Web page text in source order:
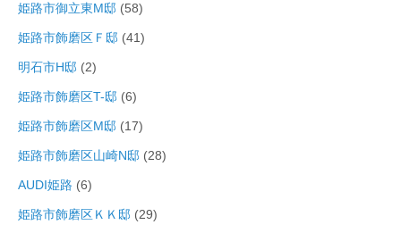
姫路市御立東M邸 (58)
姫路市飾磨区Ｆ邸 (41)
明石市H邸 (2)
姫路市飾磨区T-邸 (6)
姫路市飾磨区M邸 (17)
姫路市飾磨区山崎N邸 (28)
AUDI姫路 (6)
姫路市飾磨区ＫＫ邸 (29)